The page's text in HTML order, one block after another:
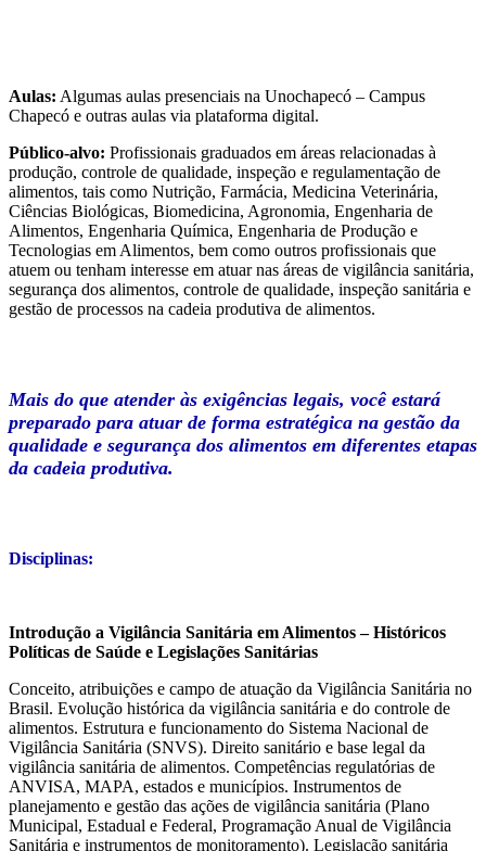
Aulas: Algumas aulas presenciais na Unochapecó – Campus
Chapecó e outras aulas via plataforma digital.
Público-alvo: Profissionais graduados em áreas relacionadas à
produção, controle de qualidade, inspeção e regulamentação de
alimentos, tais como Nutrição, Farmácia, Medicina Veterinária,
Ciências Biológicas, Biomedicina, Agronomia, Engenharia de
Alimentos, Engenharia Química, Engenharia de Produção e
Tecnologias em Alimentos, bem como outros profissionais que
atuem ou tenham interesse em atuar nas áreas de vigilância sanitária,
segurança dos alimentos, controle de qualidade, inspeção sanitária e
gestão de processos na cadeia produtiva de alimentos.
Mais do que atender às exigências legais, você estará
preparado para atuar de forma estratégica na gestão da
qualidade e segurança dos alimentos em diferentes etapas
da cadeia produtiva.
Disciplinas:
Introdução a Vigilância Sanitária em Alimentos – Históricos
Políticas de Saúde e Legislações Sanitárias
Conceito, atribuições e campo de atuação da Vigilância Sanitária no
Brasil. Evolução histórica da vigilância sanitária e do controle de
alimentos. Estrutura e funcionamento do Sistema Nacional de
Vigilância Sanitária (SNVS). Direito sanitário e base legal da
vigilância sanitária de alimentos. Competências regulatórias de
ANVISA, MAPA, estados e municípios. Instrumentos de
planejamento e gestão das ações de vigilância sanitária (Plano
Municipal, Estadual e Federal, Programação Anual de Vigilância
Sanitária e instrumentos de monitoramento). Legislação sanitária